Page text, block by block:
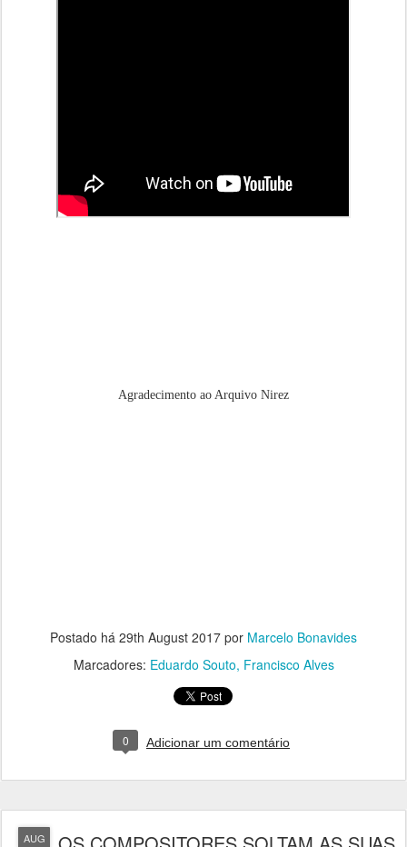
Agradecimento ao Arquivo Nirez
Postado há 29th August 2017 por Marcelo Bonavides
Marcadores: Eduardo Souto Francisco Alves
0 Adicionar um comentário
AUG